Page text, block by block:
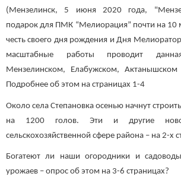
(Мензелинск, 5 июня 2020 года,
подарок для ПМК “Мелиорация” почти на 10
честь своего дня рождения и Дня
масштабные работы проводит
Мензелинском, Елабужском,
Подробнее об этом на страницах 1-4
Около села Степановка осенью начнут
на 1200 голов. Эти и другие
сельскохозяйственной сфере района – на 2-х
Богатеют ли наши огородники и
урожаев – опрос об этом на 3-6 страницах?